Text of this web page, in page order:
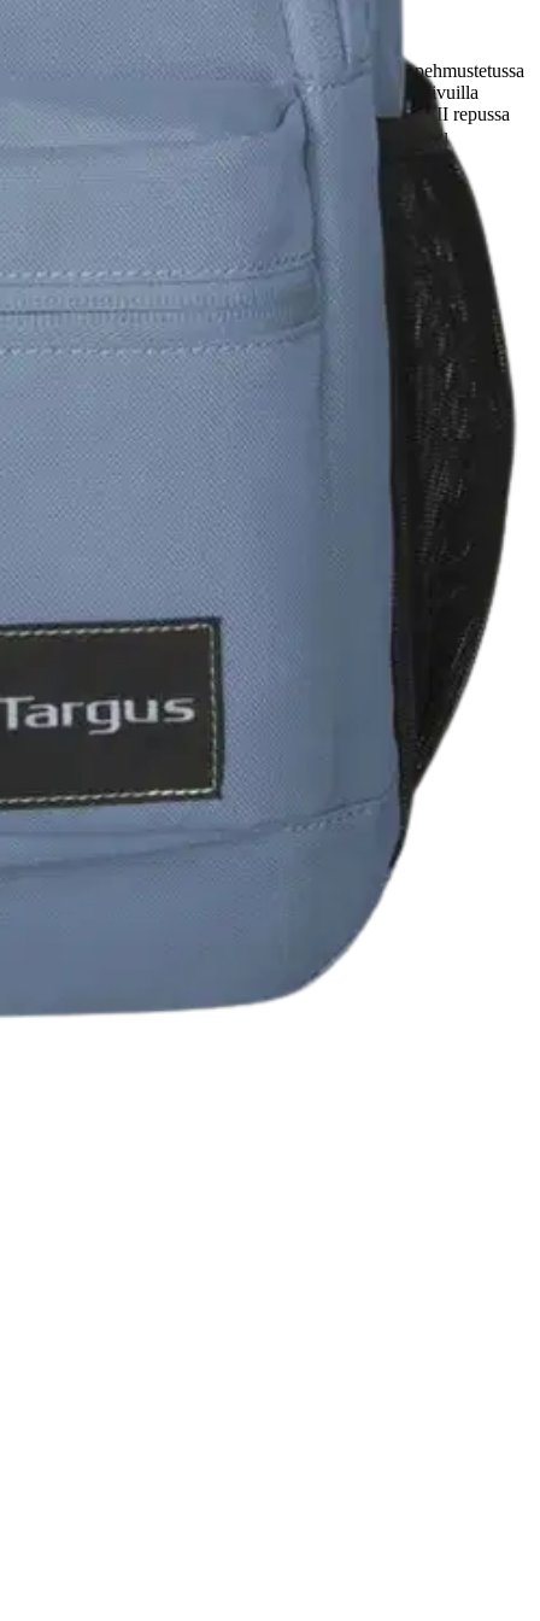
tarpeisiin. Tietokoneesi on hyvässä suojassa pehmustetussa
etutaskussa on tilaa muille tarvikkeille ja sivuilla
varustettua reppua on mukava kantaa. Octave III repussa
mukava ja toiminnallinen Octave III on täydellinen reppu